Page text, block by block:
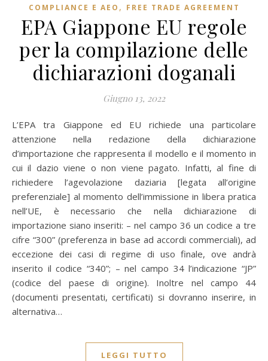
COMPLIANCE E AEO , FREE TRADE AGREEMENT
EPA Giappone EU regole
per la compilazione delle
dichiarazioni doganali
Giugno 13, 2022
L’EPA tra Giappone ed EU richiede una particolare
attenzione nella redazione della dichiarazione
d’importazione che rappresenta il modello e il momento in
cui il dazio viene o non viene pagato. Infatti, al fine di
richiedere l’agevolazione daziaria [legata all’origine
preferenziale] al momento dell’immissione in libera pratica
nell’UE, è necessario che nella dichiarazione di
importazione siano inseriti: – nel campo 36 un codice a tre
cifre “300” (preferenza in base ad accordi commerciali), ad
eccezione dei casi di regime di uso finale, ove andrà
inserito il codice “340”; – nel campo 34 l’indicazione “JP”
(codice del paese di origine). Inoltre nel campo 44
(documenti presentati, certificati) si dovranno inserire, in
alternativa…
LEGGI TUTTO